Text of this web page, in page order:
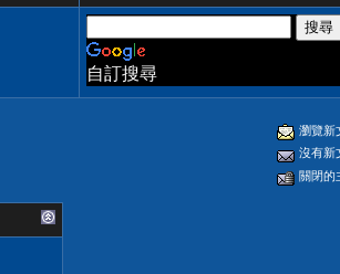
自訂搜尋
瀏覽新
沒有新
關閉的